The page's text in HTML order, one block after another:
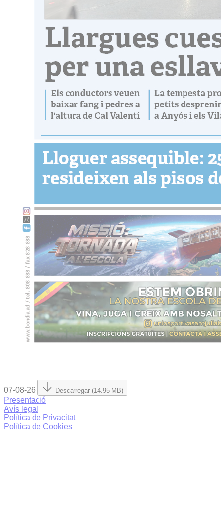
07-08-26 Descarregar (14.95 MB)
Presentació
Avís legal
Política de Privacitat
Política de Cookies